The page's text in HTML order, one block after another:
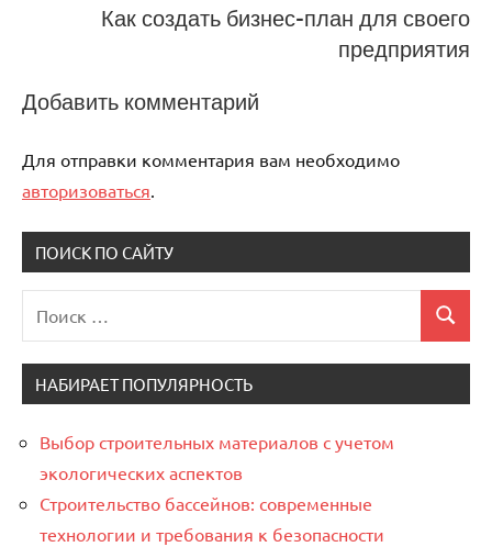
Как создать бизнес-план для своего
предприятия
Добавить комментарий
Для отправки комментария вам необходимо
авторизоваться
ПОИСК ПО САЙТУ
для:
Поиск
НАБИРАЕТ ПОПУЛЯРНОСТЬ
Выбор строительных материалов с учетом
экологических аспектов
Строительство бассейнов: современные
технологии и требования к безопасности